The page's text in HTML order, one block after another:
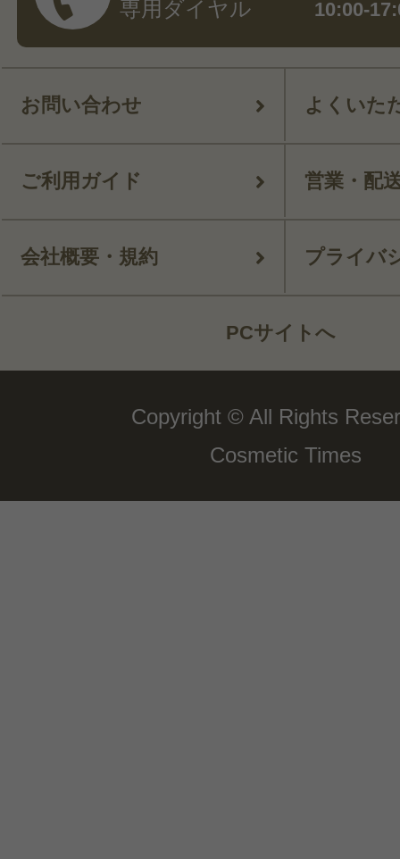
専用ダイヤル 10:00-
お問い合わせ よくいた
ご利用ガイド 営業・配
会社概要・規約 プライバ
PCサイトへ
Copyright © All Rights
Cosmetic Times